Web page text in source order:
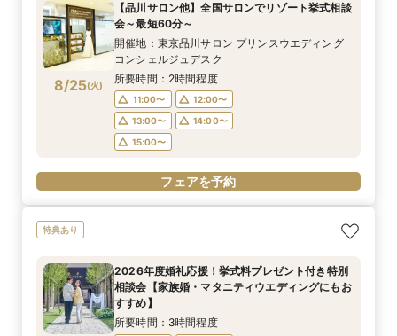
8/24 (月
ストラン15％OFF利用券プレゼント】
所要時間：3時間程度
13:00〜
14:00〜
フェアを予約
8/24 (月
所要時間：3時間程度
フェアを予約
8/24 (月
11:00〜
13:00〜
14:00〜
15:00〜
フェアを予約
8/24 (月
11:00〜
13:00〜
14:00〜
フェアを予約
8/24 (月
コンシェルジュデスク
所要時間：2時間程度
11:00〜
12:00〜
13:00〜
14:00〜
15:00〜
フェアを予約
8/24 (月
11:00〜
13:00〜
14:00〜
フェアを予約
8/25(火)
【品川サロン他】全国サロンでリゾート挙式相談
会～最短60分～
開催地：東京品川サロン プリンスウエディング
コンシェルジュデスク
所要時間：2時間程度
11:00〜
12:00〜
13:00〜
14:00〜
15:00〜
フェアを予約
特典あり
2026年度婚礼応援！挙式料プレゼント付き特別
相談会【家族婚・マタニティウエディングにもお
すすめ】
所要時間：3時間程度